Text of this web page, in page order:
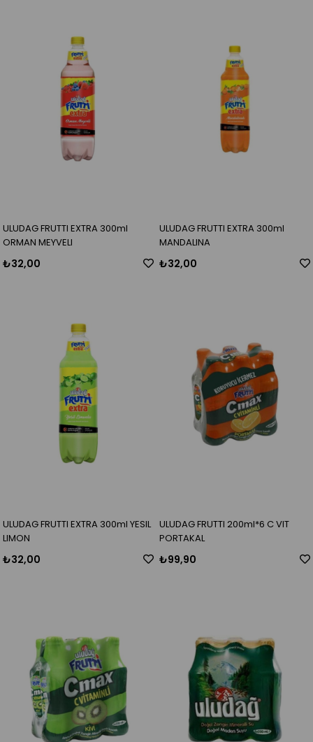
ULUDAG FRUTTI EXTRA 300ml
ORMAN MEYVELI
₺32,00
ULUDAG FRUTTI EXTRA 300ml
MANDALINA
₺32,00
ULUDAG FRUTTI EXTRA 300ml YESIL
LIMON
₺32,00
ULUDAG FRUTTI 200ml*6 C VIT
PORTAKAL
₺99,90